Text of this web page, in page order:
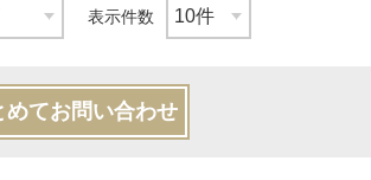
表示件数
めてお問い合わせ